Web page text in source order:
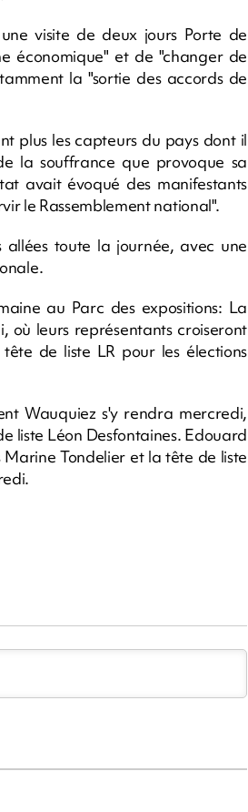
visite de deux jours Porte de
économique" et de "changer de
la "sortie des accords de
plus les capteurs du pays dont il
la souffrance que provoque sa
avait évoqué des manifestants
le Rassemblement national".
toute la journée, avec une
au Parc des expositions: La
où leurs représentants croiseront
de liste LR pour les élections
Wauquiez s'y rendra mercredi,
liste Léon Desfontaines. Edouard
Tondelier et la tête de liste